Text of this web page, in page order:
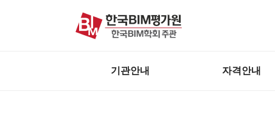
기관안내 자격안내